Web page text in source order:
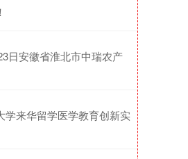
日安徽省淮北市中瑞农产
学来华留学医学教育创新实